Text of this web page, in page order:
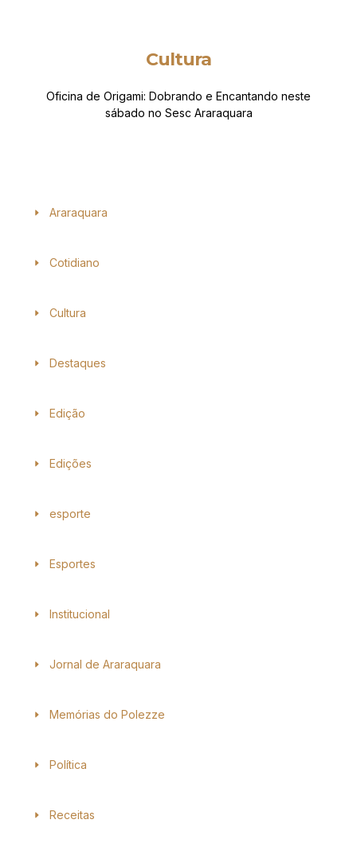
Cultura
Oficina de Origami: Dobrando e Encantando neste
sábado no Sesc Araraquara
Araraquara
Cotidiano
Cultura
Destaques
Edição
Edições
esporte
Esportes
Institucional
Jornal de Araraquara
Memórias do Polezze
Política
Receitas